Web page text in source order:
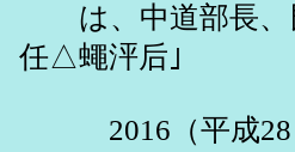
は、中道部長、
任△蠅泙后｣
2016（平成28）